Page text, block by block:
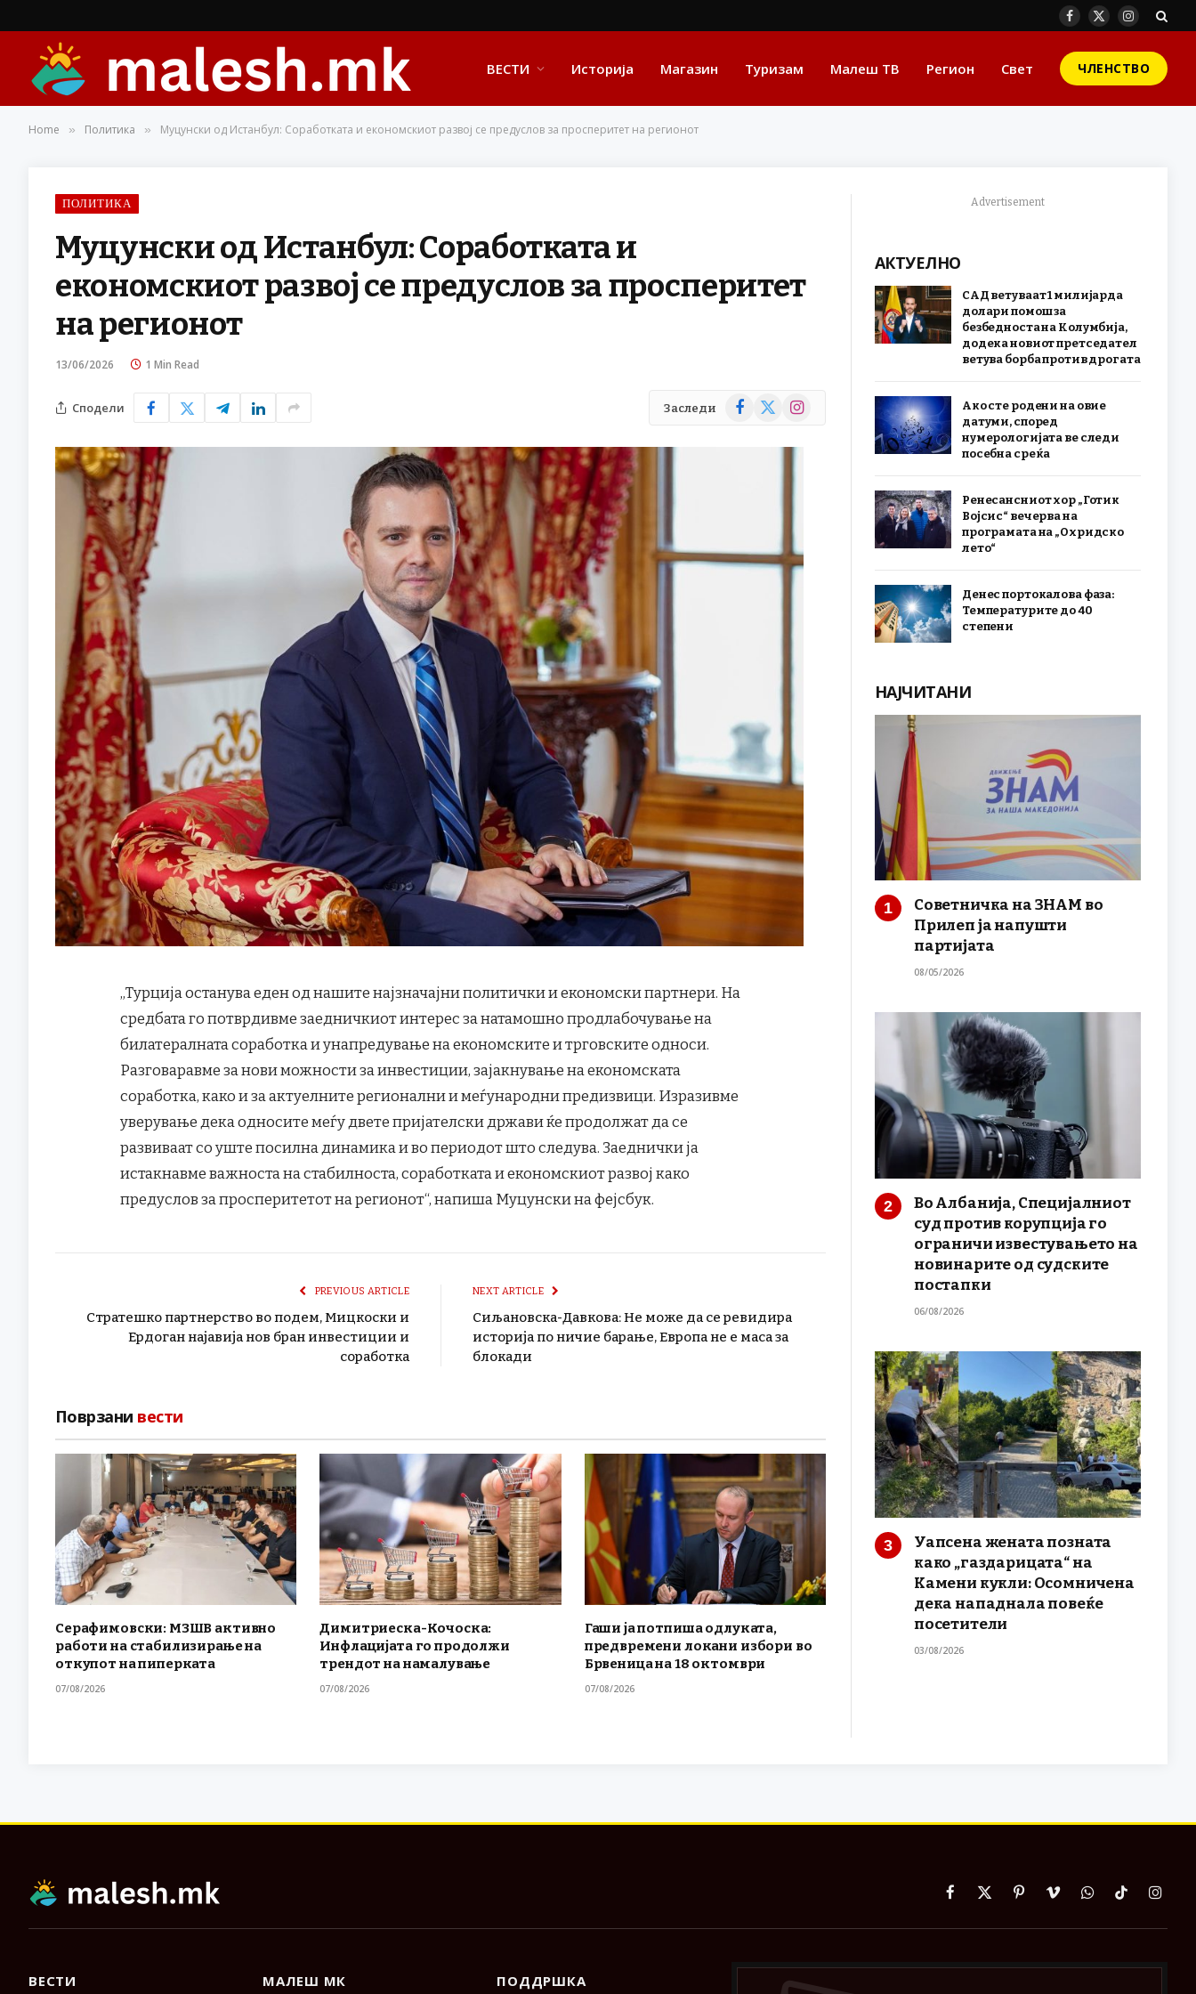
Facebook
X
Instagram
ВЕСТИ Историја Магазин Туризам Малеш ТВ Регион Свет ЧЛЕНСТВО
Home » Политика » Муцунски од Истанбул: Соработката и економскиот развој се предуслов за просперитет на регионот
ПОЛИТИКА
Муцунски од Истанбул: Соработката и
економскиот развој се предуслов за просперитет
на регионот
13/06/2026 1 Min Read
Сподели Заследи Facebook
X
Instagram
„Турција останува еден од нашите најзначајни политички и економски партнери. На
средбата го потврдивме заедничкиот интерес за натамошно продлабочување на
билатералната соработка и унапредување на економските и трговските односи.
Разговаравме за нови можности за инвестиции, зајакнување на економската
соработка, како и за актуелните регионални и меѓународни предизвици. Изразивме
уверување дека односите меѓу двете пријателски држави ќе продолжат да се
развиваат со уште посилна динамика и во периодот што следува. Заеднички ја
истакнавме важноста на стабилноста, соработката и економскиот развој како
предуслов за просперитетот на регионот“, напиша Муцунски на фејсбук.
PREVIOUS ARTICLE
Стратешко партнерство во подем, Мицкоски и
Ердоган најавија нов бран инвестиции и
соработка
NEXT ARTICLE
Сиљановска-Давкова: Не може да се ревидира
историја по ничие барање, Европа не е маса за
блокади
Поврзани вести
Серафимовски: МЗШВ активно
работи на стабилизирање на
откупот на пиперката
07/08/2026
Димитриеска-Кочоска:
Инфлацијата го продолжи
трендот на намалување
07/08/2026
Гаши ја потпиша одлуката,
предвремени локани избори во
Брвеница на 18 октомври
07/08/2026
Advertisement
АКТУЕЛНО
САД ветуваат 1 милијарда
долари помош за
безбедноста на Колумбија,
додека новиот претседател
ветува борба против дрогата
Ако сте родени на овие
датуми, според
нумерологијата ве следи
посебна среќа
Ренесансниот хор „Готик
Војсис“ вечерва на
програмата на „Охридско
лето“
Денес портокалова фаза:
Температурите до 40
степени
НАЈЧИТАНИ
Советничка на ЗНАМ во
Прилеп ја напушти
партијата
08/05/2026
Во Албанија, Специјалниот
суд против корупција го
ограничи известувањето на
новинарите од судските
постапки
06/08/2026
Уапсена жената позната
како „газдарицата“ на
Камени кукли: Осомничена
дека нападнала повеќе
посетители
03/08/2026
Facebook
X
PinterestVimeoWhatsApp
TikTok
ВЕСТИ МАЛЕШ МК ПОДДРШКА